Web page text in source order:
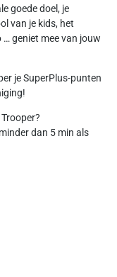
goede doel, je
van je kids, het
geniet mee van jouw
je SuperPlus-punten
dan 5 min als